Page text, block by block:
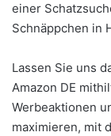
einer
Schnäppchen in
Lassen Sie uns
Amazon DE
Werbeaktionen
maximieren, mit